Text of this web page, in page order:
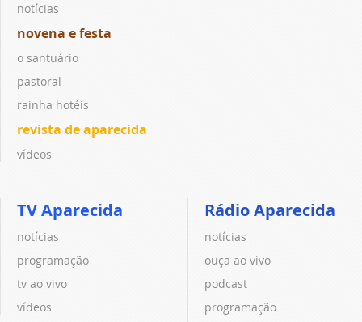
notícias
novena e festa
o santuário
pastoral
rainha hotéis
revista de aparecida
vídeos
TV Aparecida
notícias
programação
tv ao vivo
vídeos
Rádio Aparecida
notícias
ouça ao vivo
podcast
programação